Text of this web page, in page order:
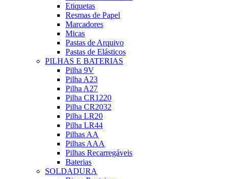
Etiquetas
Resmas de Papel
Marcadores
Micas
Pastas de Arquivo
Pastas de Elásticos
PILHAS E BATERIAS
Pilha 9V
Pilha A23
Pilha A27
Pilha CR1220
Pilha CR2032
Pilha LR20
Pilha LR44
Pilhas AA
Pilhas AAA
Pilhas Recarregáveis
Baterias
SOLDADURA